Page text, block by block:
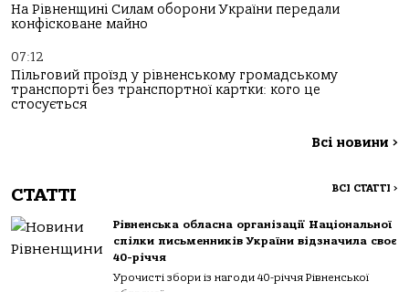
На Рівненщині Силам оборони України передали
конфісковане майно
07:12
Пільговий проїзд у рівненському громадському
транспорті без транспортної картки: кого це
стосується
Всі новини >
СТАТТІ ВСІ СТАТТІ >
Рівненська обласна організації Національної
спілки письменників України відзначила своє
40-річчя
Урочисті збори із нагоди 40-річчя Рівненської